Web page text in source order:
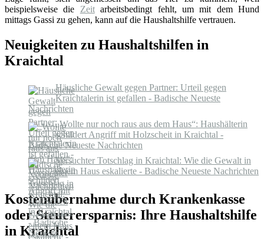
beispielsweise die Zeitarbeitsbedingt fehlt, um mit dem Hund
mittags Gassi zu gehen, kann auf die Haushaltshilfe vertrauen.
Neuigkeiten zu Haushaltshilfen in
Kraichtal
Häusliche Gewalt gegen Partner: Urteil gegen
Kraichtalerin ist gefallen - Badische Neueste
Nachrichten
„Wollte nur noch raus aus dem Haus“: Haushälterin
schildert Angriff mit Holzscheit in Kraichtal -
Badische Neueste Nachrichten
Versuchter Totschlag in Kraichtal: Wie die Gewalt in
einem Haus eskalierte - Badische Neueste Nachrichten
Kostenübernahme durch Krankenkasse
oder Steuerersparnis: Ihre Haushaltshilfe
in Kraichtal